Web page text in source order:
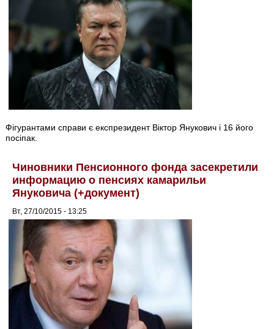
Фігурантами справи є експрезидент Віктор Янукович і 16 його
посіпак.
Чиновники Пенсионного фонда засекретили
информацию о пенсиях камарильи
Януковича (+документ)
Вт, 27/10/2015 - 13:25